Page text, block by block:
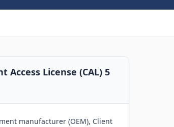
Access License (CAL) 5
manufacturer (OEM), Client